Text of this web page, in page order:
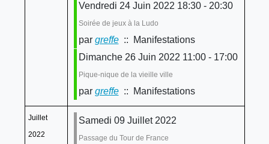
Vendredi 24 Juin 2022 18:30 - 20:30
Soirée de jeux à la Ludo
par greffe:: Manifestations
Dimanche 26 Juin 2022 11:00 - 17:00
Pique-nique de la vieille ville
par greffe:: Manifestations
Juillet
2022
Samedi 09 Juillet 2022
Passage du Tour de France